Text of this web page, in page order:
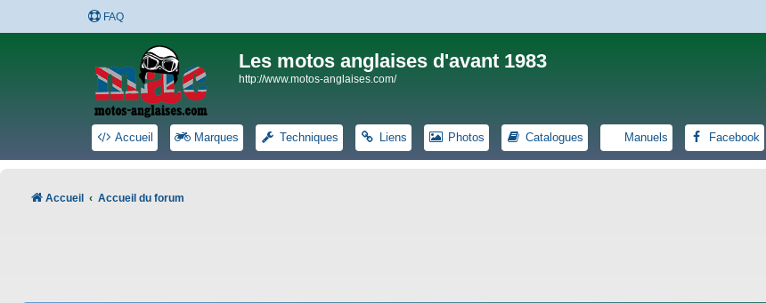
FAQ
Les motos anglaises d'avant 1983
http://www.motos-anglaises.com/
Accueil Marques Techniques Liens Photos Catalogues Manuels Facebook
Accueil Accueil du forum